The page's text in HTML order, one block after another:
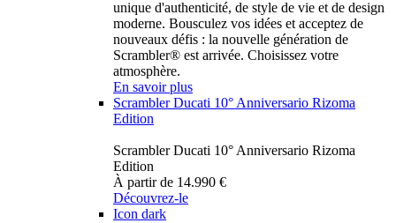
unique d'authenticité, de style de vie et de design
moderne. Bousculez vos idées et acceptez de
nouveaux défis : la nouvelle génération de
Scrambler® est arrivée. Choisissez votre
atmosphère.
En savoir plus
Scrambler Ducati 10° Anniversario Rizoma
Edition
Scrambler Ducati 10° Anniversario Rizoma
Edition
À partir de 14.990 €
Découvrez-le
Icon dark